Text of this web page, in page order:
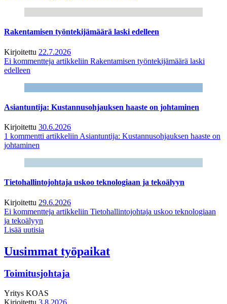
Rakentamisen työntekijämäärä laski edelleen
Kirjoitettu 22.7.2026
Ei kommentteja artikkeliin Rakentamisen työntekijämäärä laski
edelleen
Asiantuntija: Kustannusohjauksen haaste on johtaminen
Kirjoitettu 30.6.2026
1 kommentti artikkeliin Asiantuntija: Kustannusohjauksen haaste on
johtaminen
Tietohallintojohtaja uskoo teknologiaan ja tekoälyyn
Kirjoitettu 29.6.2026
Ei kommentteja artikkeliin Tietohallintojohtaja uskoo teknologiaan
ja tekoälyyn
Lisää uutisia
Uusimmat työpaikat
Toimitusjohtaja
Yritys KOAS